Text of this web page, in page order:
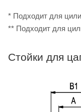
* Подходит для
** Подходит для
Стойки для